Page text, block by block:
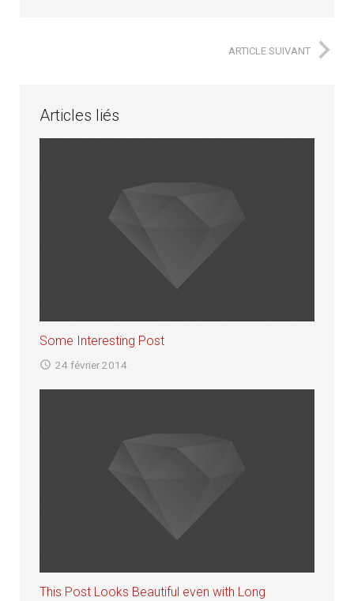
ARTICLE SUIVANT
Articles liés
Some Interesting Post
24 février 2014
This Post Looks Beautiful even with Long